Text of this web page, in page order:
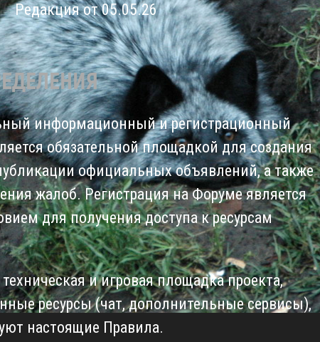
Редакция от 05.05.26
информационный и регистрационный
обязательной площадкой для создания
официальных объявлений, а также
жалоб. Регистрация на Форуме является
для получения доступа к ресурсам
и игровая площадка проекта,
ресурсы (чат, дополнительные сервисы),
настоящие Правила.